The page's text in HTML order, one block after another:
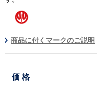
商品に付くマークのご説明
価 格